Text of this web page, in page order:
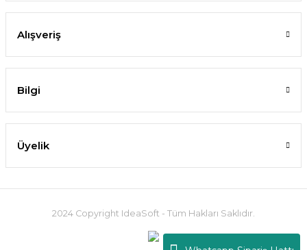
Alışveriş
Bilgi
Üyelik
2024 Copyright IdeaSoft - Tüm Hakları Saklıdır.